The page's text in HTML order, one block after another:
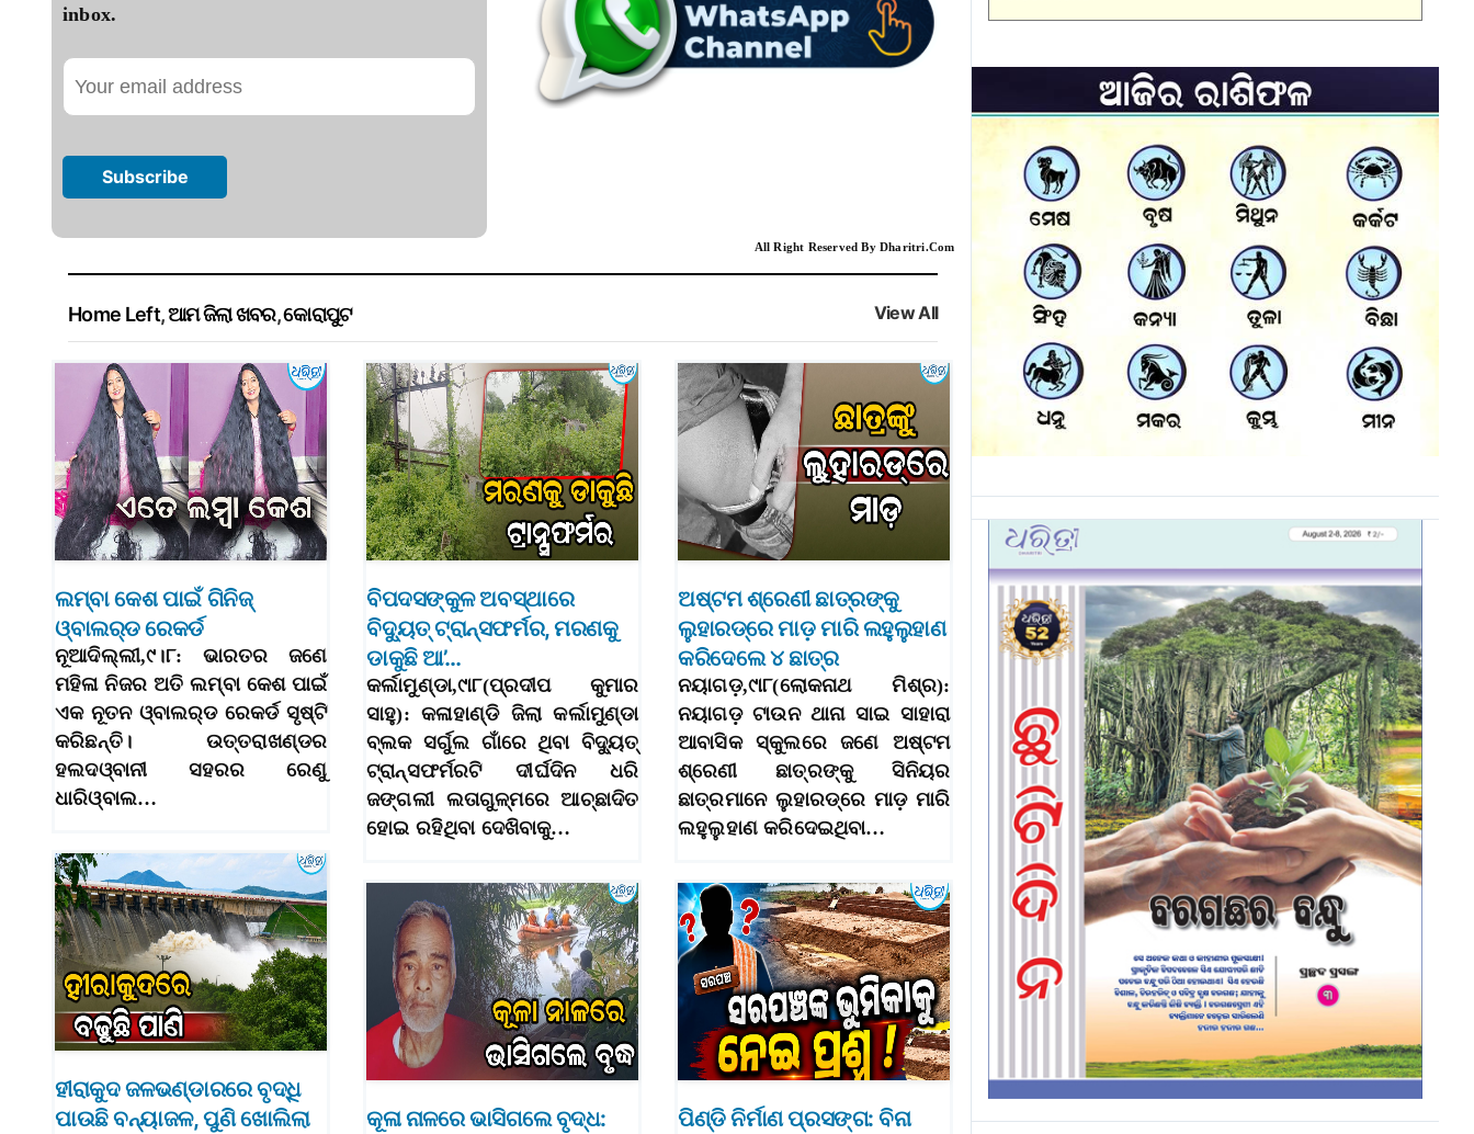
inbox.
All Right Reserved By Dharitri.Com
Home Left,ଆମ ଜିଲା ଖବର,କୋରାପୁଟ View All
ଲମ୍ବା କେଶ ପାଇଁ ଗିନିଜ୍‌
ଓ୍ବାଲର୍‌ଡ ରେକର୍ଡ
ନୂଆଦିଲ୍ଲୀ,୯।୮: ଭାରତର ଜଣେ
ମହିଳା ନିଜର ଅତି ଲମ୍ବା କେଶ ପାଇଁ
ଏକ ନୂତନ ଓ୍ବାଲର୍‌ଡ ରେକର୍ଡ ସୃଷ୍ଟି
କରିଛନ୍ତି। ଉତ୍ତରାଖଣ୍ଡର
ହଲଦଓ୍ବାନୀ ସହରର ରେଣୁ
ଧାରିଓ୍ବାଲ…
ବିପଦସଙ୍କୁଳ ଅବସ୍ଥାରେ
ବିଦ୍ୟୁତ୍‌ ଟ୍ରାନ୍ସଫର୍ମର, ମରଣକୁ
ଡାକୁଛି ଆ’…
କର୍ଲାମୁଣ୍ଡା,୯ା୮(ପ୍ରଦୀପ କୁମାର
ସାହୁ): କଳାହାଣ୍ଡି ଜିଲା କର୍ଲାମୁଣ୍ଡା
ବ୍ଲକ ସର୍ଗୁଲ ଗାଁରେ ଥିବା ବିଦ୍ୟୁତ୍‌
ଟ୍ରାନ୍ସଫର୍ମରଟି ଦୀର୍ଘଦିନ ଧରି
ଜଙ୍ଗଲୀ ଲତାଗୁଳ୍ମରେ ଆଚ୍ଛାଦିତ
ହୋଇ ରହିଥିବା ଦେଖିବାକୁ…
ଅଷ୍ଟମ ଶ୍ରେଣୀ ଛାତ୍ରଙ୍କୁ
ଲୁହାରଡ୍‌ରେ ମାଡ଼ ମାରି ଲହୁଲୁହାଣ
କରିଦେଲେ ୪ ଛାତ୍ର
ନୟାଗଡ଼,୯ା୮(ଲୋକନାଥ ମିଶ୍ର):
ନୟାଗଡ଼ ଟାଉନ ଥାନା ସାଇ ସାହାରା
ଆବାସିକ ସ୍କୁଲରେ ଜଣେ ଅଷ୍ଟମ
ଶ୍ରେଣୀ ଛାତ୍ରଙ୍କୁ ସିନିୟର
ଛାତ୍ରମାନେ ଲୁହାରଡ୍‌ରେ ମାଡ଼ ମାରି
ଲହୁଲୁହାଣ କରିଦେଇଥିବା…
ହୀରାକୁଦ ଜଳଭଣ୍ଡାରରେ ବୃଦ୍ଧି
ପାଉଛି ବନ୍ୟାଜଳ, ପୁଣି ଖୋଲିଲା
କୂଳା ନାଳରେ ଭାସିଗଲେ ବୃଦ୍ଧ:
ପିଣ୍ଡି ନିର୍ମାଣ ପ୍ରସଙ୍ଗ: ବିନା